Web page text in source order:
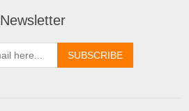
Newsletter